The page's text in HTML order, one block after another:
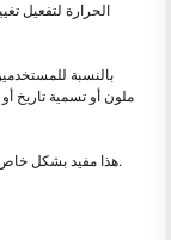
الحرارة لتفعيل
بالنسبة
ملون أو تسمية تاريخ
هذا مفيد بشكل خاص عندما تحتاج فقط إلى علامة صغيرة واحدة في وقت واحد.